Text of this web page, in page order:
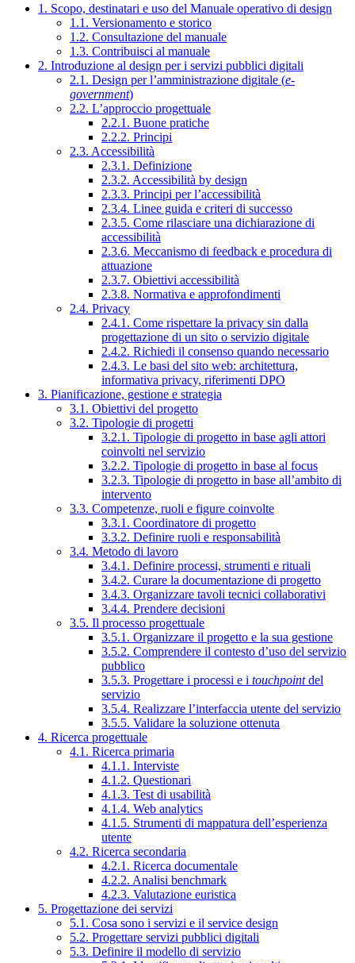
1. Scopo, destinatari e uso del Manuale operativo di design
1.1. Versionamento e storico
1.2. Consultazione del manuale
1.3. Contribuisci al manuale
2. Introduzione al design per i servizi pubblici digitali
2.1. Design per l’amministrazione digitale (e-
government)
2.2. L’approccio progettuale
2.2.1. Buone pratiche
2.2.2. Principi
2.3. Accessibilità
2.3.1. Definizione
2.3.2. Accessibilità by design
2.3.3. Principi per l’accessibilità
2.3.4. Linee guida e criteri di successo
2.3.5. Come rilasciare una dichiarazione di
accessibilità
2.3.6. Meccanismo di feedback e procedura di
attuazione
2.3.7. Obiettivi accessibilità
2.3.8. Normativa e approfondimenti
2.4. Privacy
2.4.1. Come rispettare la privacy sin dalla
progettazione di un sito o servizio digitale
2.4.2. Richiedi il consenso quando necessario
2.4.3. Le basi del sito web: architettura,
informativa privacy, riferimenti DPO
3. Pianificazione, gestione e strategia
3.1. Obiettivi del progetto
3.2. Tipologie di progetti
3.2.1. Tipologie di progetto in base agli attori
coinvolti nel servizio
3.2.2. Tipologie di progetto in base al focus
3.2.3. Tipologie di progetto in base all’ambito di
intervento
3.3. Competenze, ruoli e figure coinvolte
3.3.1. Coordinatore di progetto
3.3.2. Definire ruoli e responsabilità
3.4. Metodo di lavoro
3.4.1. Definire processi, strumenti e rituali
3.4.2. Curare la documentazione di progetto
3.4.3. Organizzare tavoli tecnici collaborativi
3.4.4. Prendere decisioni
3.5. Il processo progettuale
3.5.1. Organizzare il progetto e la sua gestione
3.5.2. Comprendere il contesto d’uso del servizio
pubblico
3.5.3. Progettare i processi e i touchpointdel
servizio
3.5.4. Realizzare l’interfaccia utente del servizio
3.5.5. Validare la soluzione ottenuta
4. Ricerca progettuale
4.1. Ricerca primaria
4.1.1. Interviste
4.1.2. Questionari
4.1.3. Test di usabilità
4.1.4. Web analytics
4.1.5. Strumenti di mappatura dell’esperienza
utente
4.2. Ricerca secondaria
4.2.1. Ricerca documentale
4.2.2. Analisi benchmark
4.2.3. Valutazione euristica
5. Progettazione dei servizi
5.1. Cosa sono i servizi e il service design
5.2. Progettare servizi pubblici digitali
5.3. Definire il modello di servizio